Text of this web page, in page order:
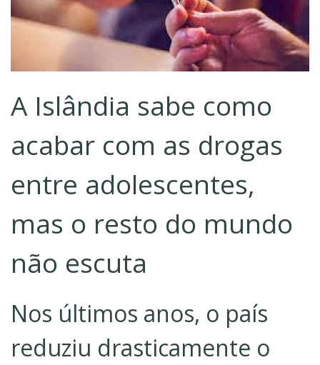
A Islândia sabe como
acabar com as drogas
entre adolescentes,
mas o resto do mundo
não escuta
Nos últimos anos, o país
reduziu drasticamente o